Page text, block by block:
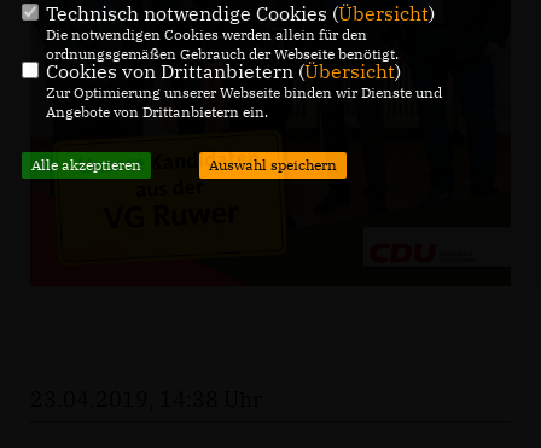
Technisch notwendige Cookies (Übersicht)
Die notwendigen Cookies werden allein für den
ordnungsgemäßen Gebrauch der Webseite benötigt.
Cookies von Drittanbietern (Übersicht)
Zur Optimierung unserer Webseite binden wir Dienste und
Angebote von Drittanbietern ein.
Alle akzeptieren Auswahl speichern